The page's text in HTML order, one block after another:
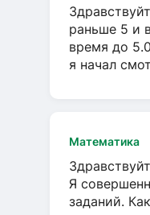
раньше 5 и
время до
я начал
Математика
Я
заданий.